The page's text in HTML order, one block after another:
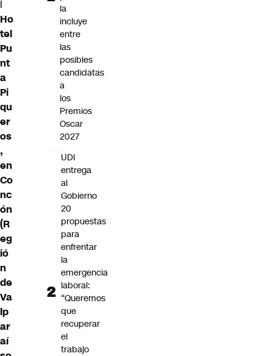
l
Ho
tel
Pu
nt
a
Pi
qu
er
os
,
en
Co
nc
ón
(R
eg
ió
n
de
Va
lp
ar
aí
la
incluye
entre
las
posibles
candidatas
a
los
Premios
Oscar
2027
UDI
entrega
al
Gobierno
20
propuestas
para
enfrentar
la
emergencia
laboral:
“Queremos
que
recuperar
el
trabajo